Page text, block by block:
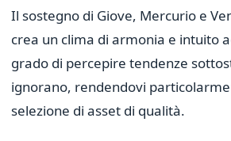
Il sostegno di Giove, Mercurio e
crea un clima di armonia e intuito
grado di percepire tendenze
ignorano, rendendovi
selezione di asset di qualità.